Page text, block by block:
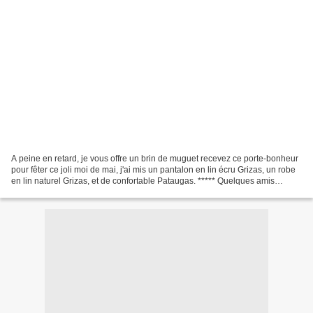
A peine en retard, je vous offre un brin de muguet recevez ce porte-bonheur
pour fêter ce joli moi de mai, j'ai mis un pantalon en lin écru Grizas, un robe
en lin naturel Grizas, et de confortable Pataugas. ***** Quelques amis